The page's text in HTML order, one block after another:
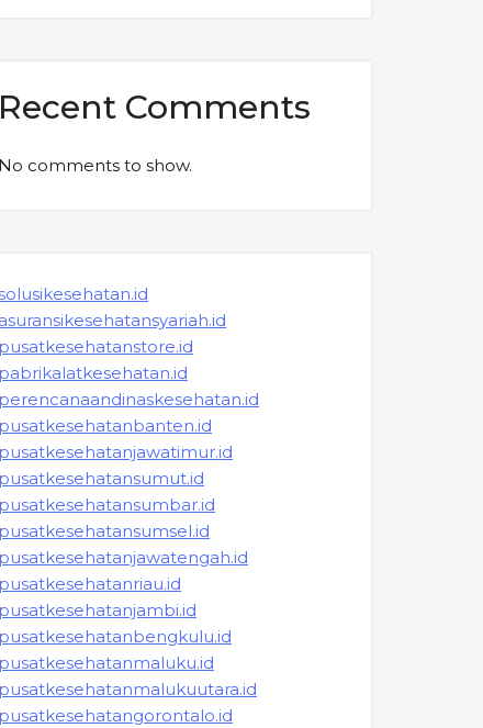
Recent Comments
No comments to show.
asuransikesehatansyariah.id
pusatkesehatanstore.id
pabrikalatkesehatan.id
perencanaandinaskesehatan.id
pusatkesehatanbanten.id
pusatkesehatanjawatimur.id
pusatkesehatansumut.id
pusatkesehatansumbar.id
pusatkesehatansumsel.id
pusatkesehatanjawatengah.id
pusatkesehatanriau.id
pusatkesehatanjambi.id
pusatkesehatanbengkulu.id
pusatkesehatanmaluku.id
pusatkesehatanmalukuutara.id
pusatkesehatangorontalo.id